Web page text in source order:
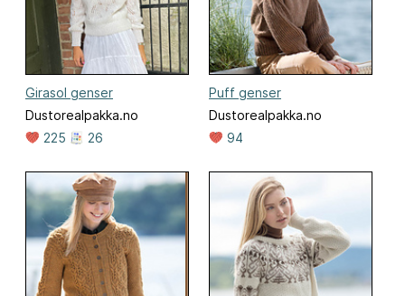
Girasol genser
Dustorealpakka.no
225
26
Puff genser
Dustorealpakka.no
94